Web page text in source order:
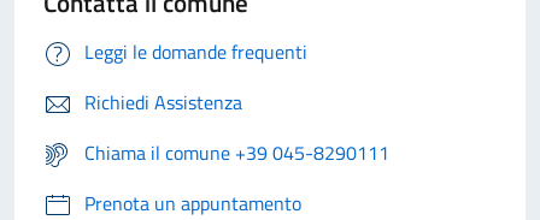
Leggi le domande frequenti
Richiedi Assistenza
Chiama il comune +39 045-8290111
Prenota un appuntamento